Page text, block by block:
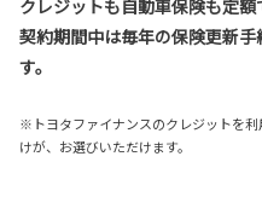
クレジットも自動車保険も定額
契約期間中は毎年の保険更新
す。
※トヨタファイナンスのクレジットを
けが、お選びいただけます。